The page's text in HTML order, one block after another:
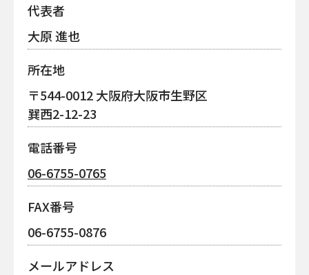
代表者
大原 進也
所在地
〒544-0012 大阪府大阪市生野区
巽西2-12-23
電話番号
06-6755-0765
FAX番号
06-6755-0876
メールアドレス